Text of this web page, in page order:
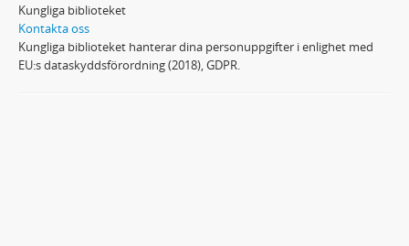
Kungliga biblioteket
Kontakta oss
Kungliga biblioteket hanterar dina personuppgifter i enlighet med
EU:s dataskyddsförordning (2018), GDPR.